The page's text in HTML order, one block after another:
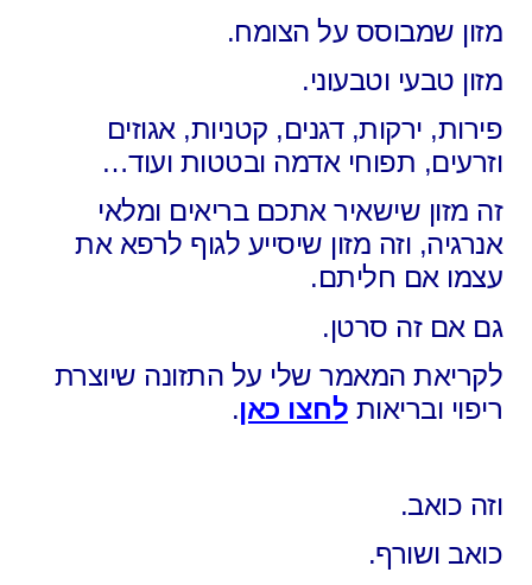
מזון שמבוסס על הצומח.
מזון טבעי וטבעוני.
פירות, ירקות, דגנים, קטניות, אגוזים
וזרעים, תפוחי אדמה ובטטות ועוד…
זה מזון שישאיר אתכם בריאים ומלאי
אנרגיה, וזה מזון שיסייע לגוף לרפא את
עצמו אם חליתם.
גם אם זה סרטן.
לקריאת המאמר שלי על התזונה שיוצרת
ריפוי ובריאות לחצו כאן.
וזה כואב.
כואב ושורף.